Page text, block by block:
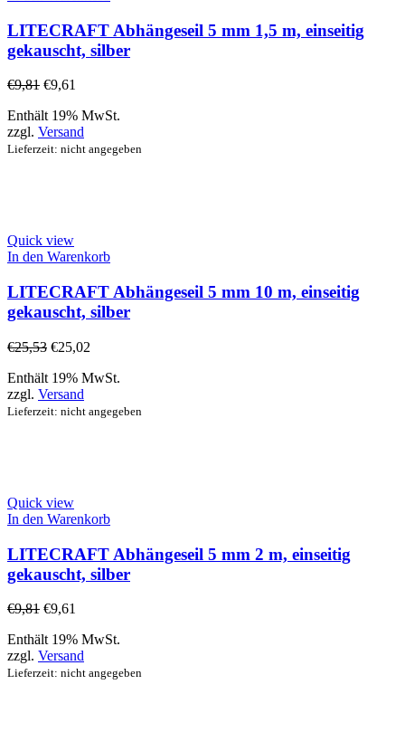
LITECRAFT Abhängeseil 5 mm 1,5 m, einseitig
gekauscht, silber
€9,81 €9,61
Enthält 19% MwSt.
zzgl. Versand
Lieferzeit: nicht angegeben
Quick view
In den Warenkorb
LITECRAFT Abhängeseil 5 mm 10 m, einseitig
gekauscht, silber
€25,53 €25,02
Enthält 19% MwSt.
zzgl. Versand
Lieferzeit: nicht angegeben
Quick view
In den Warenkorb
LITECRAFT Abhängeseil 5 mm 2 m, einseitig
gekauscht, silber
€9,81 €9,61
Enthält 19% MwSt.
zzgl. Versand
Lieferzeit: nicht angegeben